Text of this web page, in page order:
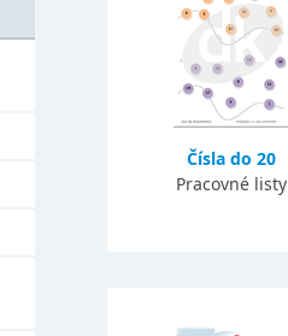
Čísla do 20
Pracovné listy